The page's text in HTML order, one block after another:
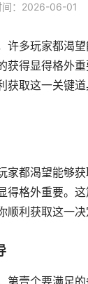
间：2026-06-01
许多玩家都渴
获得显得格外
获取这一关键
家都渴望能够
得格外重要。
顺利获取这一决